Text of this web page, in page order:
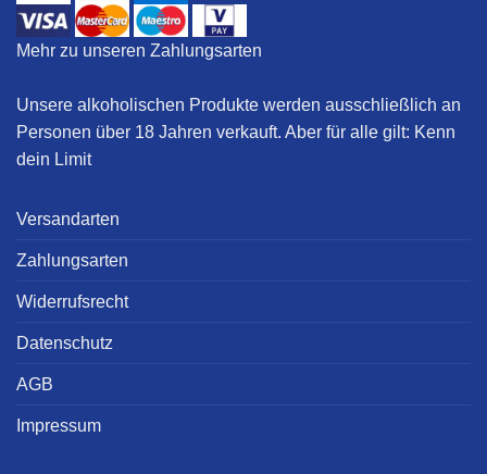
Mehr zu unseren Zahlungsarten
Unsere alkoholischen Produkte werden ausschließlich an
Personen über 18 Jahren verkauft. Aber für alle gilt: Kenn
dein Limit
Versandarten
Zahlungsarten
Widerrufsrecht
Datenschutz
AGB
Impressum